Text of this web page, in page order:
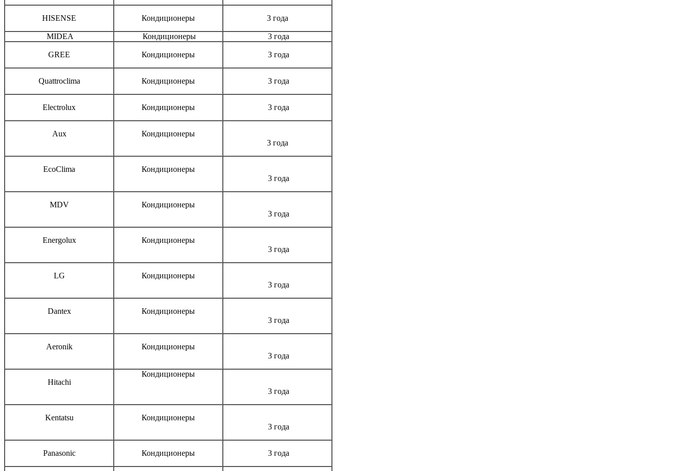
HISENSE Кондиционеры 3 года
MIDEA Кондиционеры 3 года
GREE Кондиционеры 3 года
Quattroclima Кондиционеры 3 года
Electrolux Кондиционеры 3 года
Aux
Кондиционеры
3 года
EcoClima
Кондиционеры
3 года
MDV
Кондиционеры
3 года
Energolux
Кондиционеры
3 года
LG
Кондиционеры
3 года
Dantex
Кондиционеры
3 года
Aeronik
Кондиционеры
3 года
Hitachi
Кондиционеры
3 года
Kentatsu
Кондиционеры
3 года
Panasonic Кондиционеры 3 года